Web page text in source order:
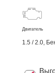
Двигатель
1.5 / 2.0,